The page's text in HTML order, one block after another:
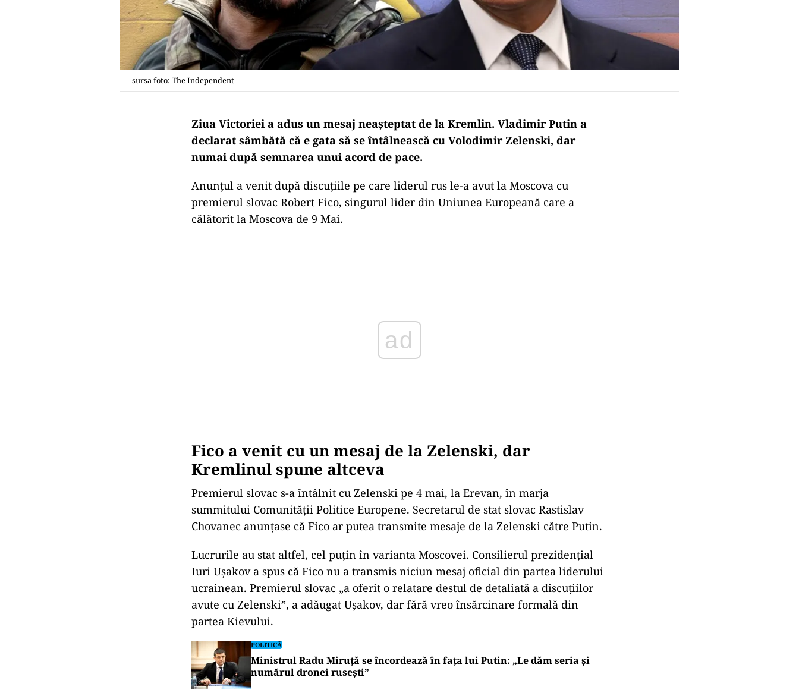
sursa foto: The Independent
Ziua Victoriei a adus un mesaj neașteptat de la Kremlin. Vladimir Putin a
declarat sâmbătă că e gata să se întâlnească cu Volodimir Zelenski, dar
numai după semnarea unui acord de pace.
Anunțul a venit după discuțiile pe care liderul rus le-a avut la Moscova cu
premierul slovac Robert Fico, singurul lider din Uniunea Europeană care a
călătorit la Moscova de 9 Mai.
Fico a venit cu un mesaj de la Zelenski, dar
Kremlinul spune altceva
Premierul slovac s-a întâlnit cu Zelenski pe 4 mai, la Erevan, în marja
summitului Comunității Politice Europene. Secretarul de stat slovac Rastislav
Chovanec anunțase că Fico ar putea transmite mesaje de la Zelenski către Putin.
Lucrurile au stat altfel, cel puțin în varianta Moscovei. Consilierul prezidențial
Iuri Ușakov a spus că Fico nu a transmis niciun mesaj oficial din partea liderului
ucrainean. Premierul slovac „a oferit o relatare destul de detaliată a discuțiilor
avute cu Zelenski”, a adăugat Ușakov, dar fără vreo însărcinare formală din
partea Kievului.
POLITICĂ
Ministrul Radu Miruță se încordează în fața lui Putin: „Le dăm seria și
numărul dronei rusești”